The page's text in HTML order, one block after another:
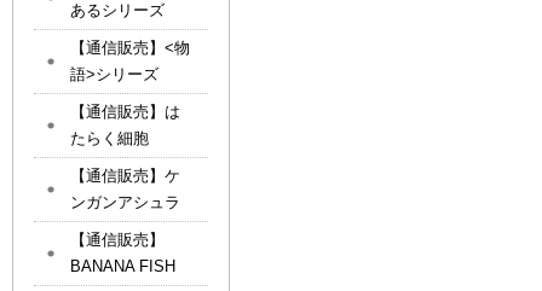
あるシリーズ
【通信販売】<物
語>シリーズ
【通信販売】は
たらく細胞
【通信販売】ケ
ンガンアシュラ
【通信販売】
BANANA FISH